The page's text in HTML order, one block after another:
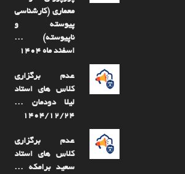
معماری (کارشناسی
پیوسته و
ناپیوسته) …
اسفند ماه ۱۴۰۴
عدم برگزاری
کلاس های استاد
لیلا دودمان …
۱۴۰۴/۱۲/۲۴
عدم برگزاری
کلاس های استاد
سعید برامکه …